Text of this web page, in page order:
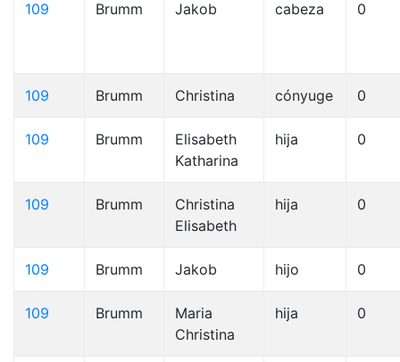
109 Brumm Jakob cabeza 0
109 Brumm Christina cónyuge 0
109 Brumm
Elisabeth
Katharina
hija 0
109 Brumm
Christina
Elisabeth
hija 0
109 Brumm Jakob hijo 0
109 Brumm
Maria
Christina
hija 0